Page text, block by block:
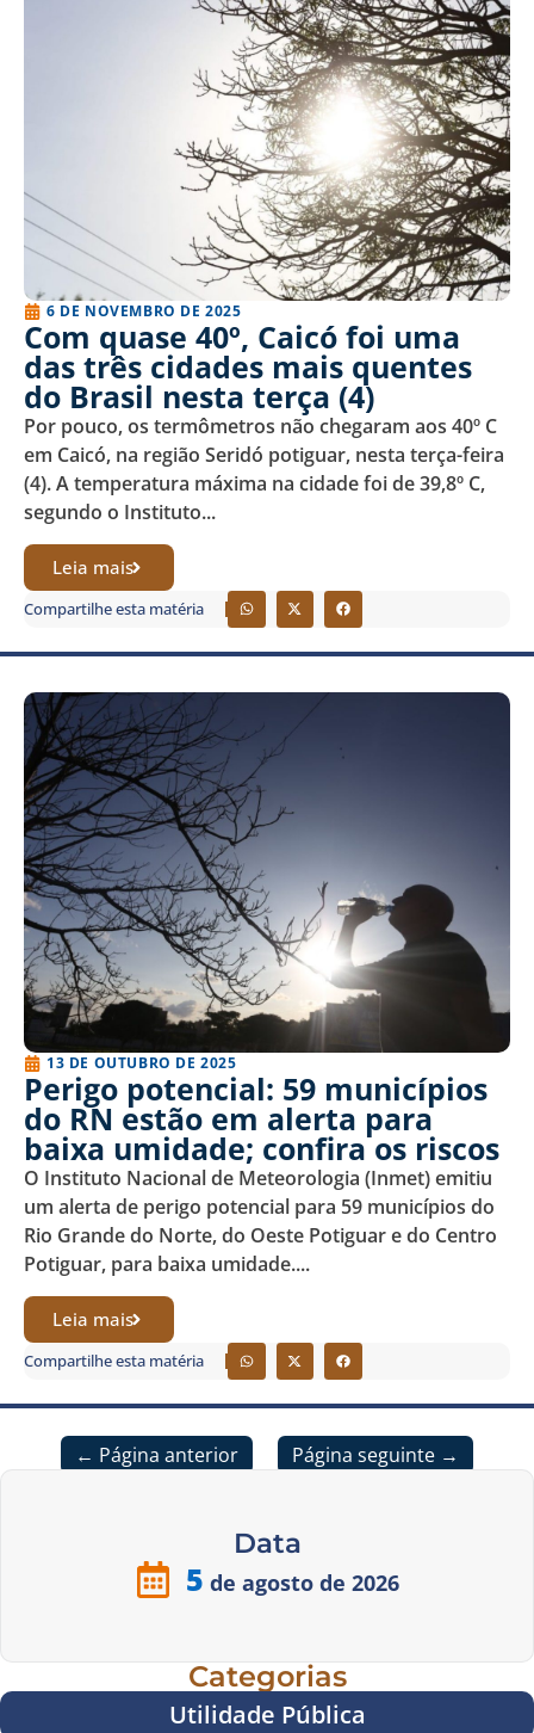
6 DE NOVEMBRO DE 2025
Com quase 40º, Caicó foi uma
das três cidades mais quentes
do Brasil nesta terça (4)
Por pouco, os termômetros não chegaram aos 40º C
em Caicó, na região Seridó potiguar, nesta terça-feira
(4). A temperatura máxima na cidade foi de 39,8º C,
segundo o Instituto...
Leia mais
Compartilhe esta matéria
13 DE OUTUBRO DE 2025
Perigo potencial: 59 municípios
do RN estão em alerta para
baixa umidade; confira os riscos
O Instituto Nacional de Meteorologia (Inmet) emitiu
um alerta de perigo potencial para 59 municípios do
Rio Grande do Norte, do Oeste Potiguar e do Centro
Potiguar, para baixa umidade....
Leia mais
Compartilhe esta matéria
← Página anterior Página seguinte →
Data
5 de agosto de 2026
Categorias
Utilidade Pública